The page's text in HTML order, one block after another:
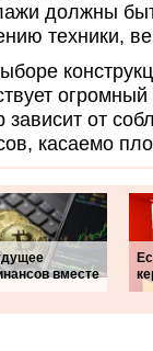
должны
техники,
зависит от
касаемо
вместе